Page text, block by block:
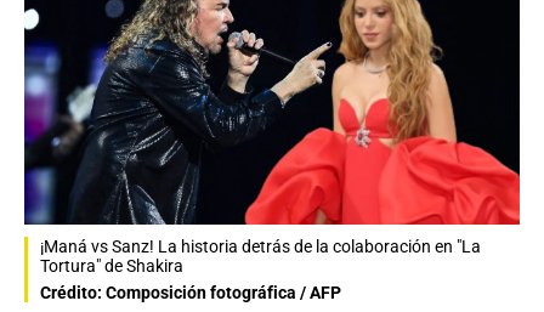
¡Maná vs Sanz! La historia detrás de la colaboración en "La
Tortura" de Shakira
Crédito: Composición fotográfica / AFP